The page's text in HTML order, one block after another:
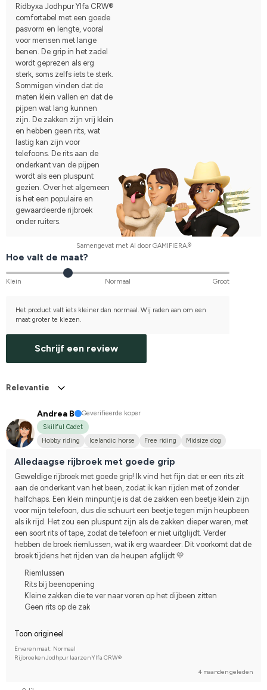
Ridbyxa Jodhpur Ylfa CRW®
comfortabel met een goede
pasvorm en lengte, vooral
voor mensen met lange
benen. De grip in het zadel
wordt geprezen als erg
sterk, soms zelfs iets te sterk.
Sommigen vinden dat de
maten klein vallen en dat de
pijpen wat lang kunnen
zijn. De zakken zijn vrij klein
en hebben geen rits, wat
lastig kan zijn voor
telefoons. De rits aan de
onderkant van de pijpen
wordt als een pluspunt
gezien. Over het algemeen
is het een populaire en
gewaardeerde rijbroek
onder ruiters.
Samengevat met AI door GAMIFIERA.®
Hoe valt de maat?
Klein Normaal Groot
Het product valt iets kleiner dan normaal. Wij raden aan om een
maat groter te kiezen.
Schrijf een review
Relevantie
Andrea B
Geverifieerde koper
Skillful Cadet
Hobby riding
Icelandic horse Free riding
Midsize dog
Alledaagse rijbroek met goede grip
Geweldige rijbroek met goede grip! Ik vind het fijn dat er een rits zit
aan de onderkant van het been, zodat ik kan rijden met of zonder
halfchaps. Een klein minpuntje is dat de zakken een beetje klein zijn
voor mijn telefoon, dus die schuurt een beetje tegen mijn heupbeen
als ik rijd. Het zou een pluspunt zijn als de zakken dieper waren, met
een soort rits of tape, zodat de telefoon er niet uitglijdt. Verder
hebben de broek riemlussen, wat ik erg waardeer. Dit voorkomt dat de
broek tijdens het rijden van de heupen afglijdt 💛
Riemlussen
Rits bij beenopening
Kleine zakken die te ver naar voren op het dijbeen zitten
Geen rits op de zak
Toon origineel
Ervaren maat: Normaal
Rijbroeken Jodhpur laarzen Ylfa CRW®
4 maanden geleden